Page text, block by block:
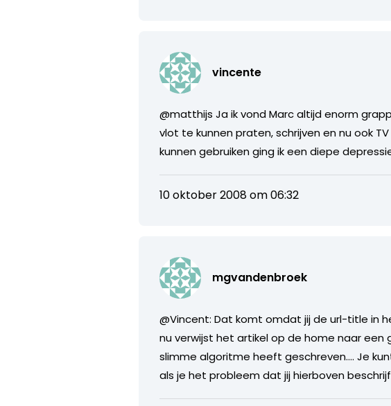
vincente
@matthijs Ja ik vond Marc altijd enorm
vlot te kunnen praten, schrijven en nu ook
kunnen gebruiken ging ik een diepe
10 oktober 2008 om 06:32
mgvandenbroek
@Vincent: Dat komt omdat jij de url-title in
nu verwijst het artikel op de home naar
slimme algoritme heeft geschreven…. Je
als je het probleem dat jij hierboven